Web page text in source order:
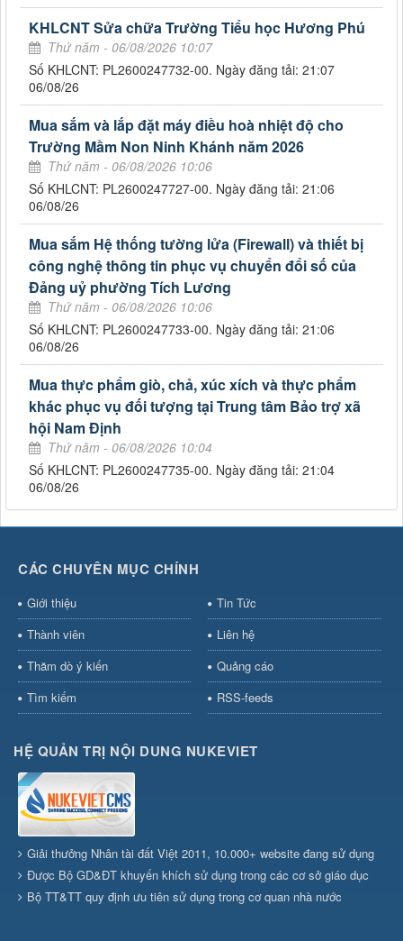
KHLCNT Sửa chữa Trường Tiểu học Hương Phú
Thứ năm - 06/08/2026 10:07
Số KHLCNT: PL2600247732-00. Ngày đăng tải: 21:07
06/08/26
Mua sắm và lắp đặt máy điều hoà nhiệt độ cho
Trường Mầm Non Ninh Khánh năm 2026
Thứ năm - 06/08/2026 10:06
Số KHLCNT: PL2600247727-00. Ngày đăng tải: 21:06
06/08/26
Mua sắm Hệ thống tường lửa (Firewall) và thiết bị
công nghệ thông tin phục vụ chuyển đổi số của
Đảng uỷ phường Tích Lương
Thứ năm - 06/08/2026 10:06
Số KHLCNT: PL2600247733-00. Ngày đăng tải: 21:06
06/08/26
Mua thực phẩm giò, chả, xúc xích và thực phẩm
khác phục vụ đối tượng tại Trung tâm Bảo trợ xã
hội Nam Định
Thứ năm - 06/08/2026 10:04
Số KHLCNT: PL2600247735-00. Ngày đăng tải: 21:04
06/08/26
CÁC CHUYÊN MỤC CHÍNH
Giới thiệu
Tin Tức
Thành viên
Liên hệ
Thăm dò ý kiến
Quảng cáo
Tìm kiếm
RSS-feeds
HỆ QUẢN TRỊ NỘI DUNG NUKEVIET
Giải thưởng Nhân tài đất Việt 2011, 10.000+ website đang sử dụng
Được Bộ GD&ĐT khuyến khích sử dụng trong các cơ sở giáo dục
Bộ TT&TT quy định ưu tiên sử dụng trong cơ quan nhà nước